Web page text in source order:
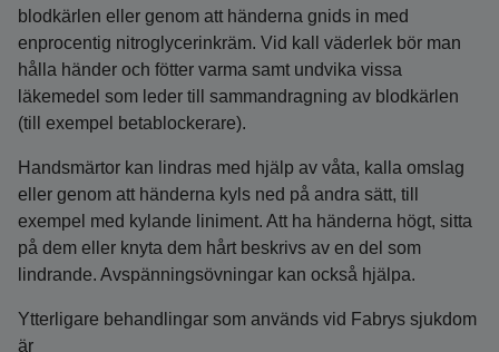
blodkärlen eller genom att händerna gnids in med
enprocentig nitroglycerinkräm. Vid kall väderlek bör man
hålla händer och fötter varma samt undvika vissa
läkemedel som leder till sammandragning av blodkärlen
(till exempel betablockerare).
Handsmärtor kan lindras med hjälp av våta, kalla omslag
eller genom att händerna kyls ned på andra sätt, till
exempel med kylande liniment. Att ha händerna högt, sitta
på dem eller knyta dem hårt beskrivs av en del som
lindrande. Avspänningsövningar kan också hjälpa.
Ytterligare behandlingar som används vid Fabrys sjukdom
är